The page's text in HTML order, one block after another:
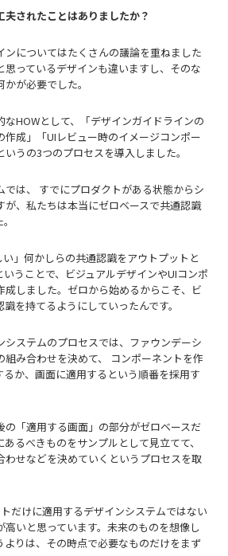
されたことはありましたか？
ンについてはたくさんの議論を重ねました
思っているデザインも違いますし、そのな
が必要でした。
HOWとして、「デザインガイドラインの
成」「UIレビュー時のイメージコンポー
うの3つのプロセスを導入しました。
では、 すでにプロダクトがある状態からシ
が、私たちは本当にゼロベースで共通認識
」何かしらの共通認識をアウトプットと
いうことで、ビジュアルデザインやUIコンポ
成しました。ゼロから始めるからこそ、ビ
を持てるようにしていったんです。
システムのプロセスでは、ファウンデーシ
組み合わせを決めて、 コンポーネントを作
るか、画面に適用するという順番を採用す
の「適用する画面」の部分がゼロベースだ
るべきものをサンプルとして見立てて、
わせなどを決めていくというプロセスを取
だけに適用するデザインシステムではない
高いと思っています。未来のものを想像し
よりは、その時点で必要なものだけをまず